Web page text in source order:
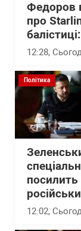
Федоров
про
12:28,
Політика
посилить
12:02,